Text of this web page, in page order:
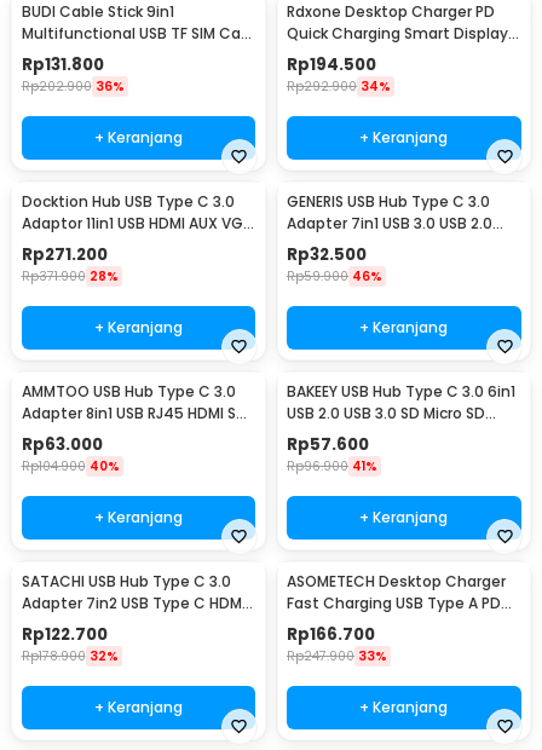
BUDI Cable Stick 9in1
Multifunctional USB TF SIM Card
Reader Storage - DC516B
Rp131.800
Rp202.900 36%
+ Keranjang
Rdxone Desktop Charger PD
Quick Charging Smart Display
USB Type A 40W - WLX-A9+
Rp194.500
Rp292.900 34%
+ Keranjang
Docktion Hub USB Type C 3.0
Adaptor 11in1 USB HDMI AUX VGA
SD TF RJ45 - BYL-2003
Rp271.200
Rp371.900 28%
+ Keranjang
GENERIS USB Hub Type C 3.0
Adapter 7in1 USB 3.0 USB 2.0
USB Type C - GEN23
Rp32.500
Rp59.900 46%
+ Keranjang
AMMTOO USB Hub Type C 3.0
Adapter 8in1 USB RJ45 HDMI SD
TF USB Type C - K1
Rp63.000
Rp104.900 40%
+ Keranjang
BAKEEY USB Hub Type C 3.0 6in1
USB 2.0 USB 3.0 SD Micro SD
HDMI PD QC - BK6
Rp57.600
Rp96.900 41%
+ Keranjang
SATACHI USB Hub Type C 3.0
Adapter 7in2 USB Type C HDMI
MicroSD PD TF - BYL-2101
Rp122.700
Rp178.900 32%
+ Keranjang
ASOMETECH Desktop Charger
Fast Charging USB Type A PD
QC 8 Port 40W - WLX-A9D
Rp166.700
Rp247.900 33%
+ Keranjang